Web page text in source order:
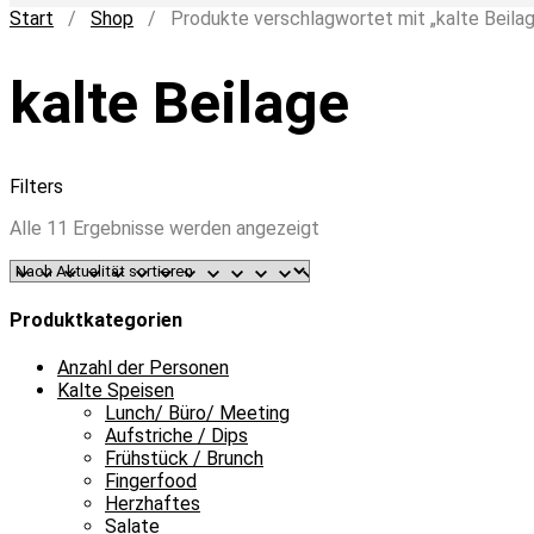
Start / Shop / Produkte verschlagwortet mit „kalte
kalte Beilage
Filters
Alle 11 Ergebnisse werden angezeigt
Produktkategorien
Anzahl der Personen
Kalte Speisen
Lunch/ Büro/ Meeting
Aufstriche / Dips
Frühstück / Brunch
Fingerfood
Herzhaftes
Salate